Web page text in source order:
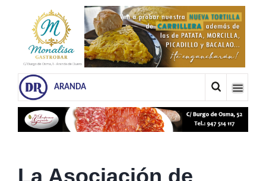
ARANDA
La Asociación de